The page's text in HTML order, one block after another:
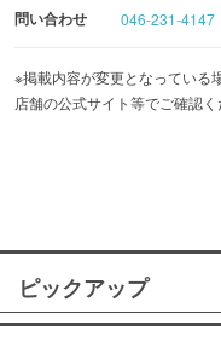
問い合わせ 046-231-4147
※掲載内容が変更となっている
店舗の公式サイト等でご確認く
ピックアップ